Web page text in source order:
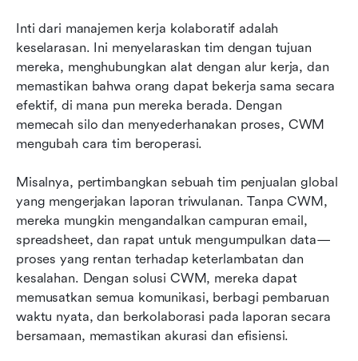
Inti dari manajemen kerja kolaboratif adalah
keselarasan. Ini menyelaraskan tim dengan tujuan
mereka, menghubungkan alat dengan alur kerja, dan
memastikan bahwa orang dapat bekerja sama secara
efektif, di mana pun mereka berada. Dengan
memecah silo dan menyederhanakan proses, CWM
mengubah cara tim beroperasi.
Misalnya, pertimbangkan sebuah tim penjualan global
yang mengerjakan laporan triwulanan. Tanpa CWM,
mereka mungkin mengandalkan campuran email,
spreadsheet, dan rapat untuk mengumpulkan data—
proses yang rentan terhadap keterlambatan dan
kesalahan. Dengan solusi CWM, mereka dapat
memusatkan semua komunikasi, berbagi pembaruan
waktu nyata, dan berkolaborasi pada laporan secara
bersamaan, memastikan akurasi dan efisiensi.